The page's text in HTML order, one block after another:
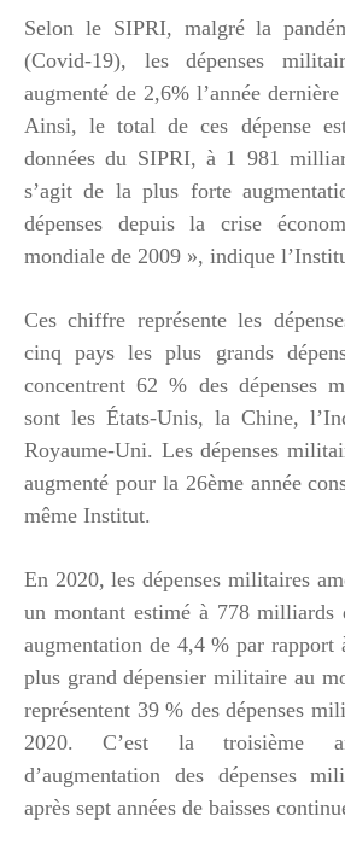
Selon le SIPRI, malgré la
(Covid-19), les dépenses
augmenté de 2,6% l’année
Ainsi, le total de ces dépense
données du SIPRI, à 1 981
s’agit de la plus forte
dépenses depuis la crise
mondiale de 2009 », indique
Ces chiffre représente les
cinq pays les plus grands
concentrent 62 % des dépenses
sont les États-Unis, la Chine,
Royaume-Uni. Les dépenses
augmenté pour la 26ème année
même Institut.
En 2020, les dépenses militaires
un montant estimé à 778 milliards
augmentation de 4,4 % par rapport
plus grand dépensier militaire au
représentent 39 % des dépenses
2020. C’est la troisième
d’augmentation des dépenses
après sept années de baisses